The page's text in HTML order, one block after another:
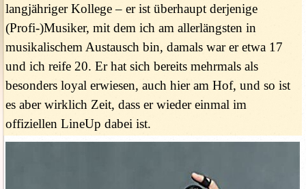
langjähriger Kollege – er ist überhaupt derjenige
(Profi-)Musiker, mit dem ich am allerlängsten in
musikalischem Austausch bin, damals war er etwa 17
und ich reife 20. Er hat sich bereits mehrmals als
besonders loyal erwiesen, auch hier am Hof, und so ist
es aber wirklich Zeit, dass er wieder einmal im
offiziellen LineUp dabei ist.